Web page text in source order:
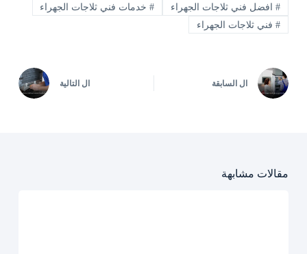
#افضل فني ثلاجات الجهراء #خدمات فني ثلاجات الجهراء
#فني ثلاجات الجهراء
ال السابقة ال التالية
مقالات مشابهة